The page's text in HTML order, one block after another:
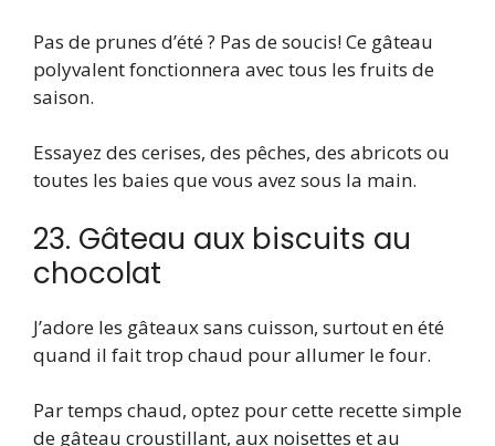
Pas de prunes d’été ? Pas de soucis! Ce gâteau
polyvalent fonctionnera avec tous les fruits de
saison.
Essayez des cerises, des pêches, des abricots ou
toutes les baies que vous avez sous la main.
23. Gâteau aux biscuits au
chocolat
J’adore les gâteaux sans cuisson, surtout en été
quand il fait trop chaud pour allumer le four.
Par temps chaud, optez pour cette recette simple
de gâteau croustillant, aux noisettes et au